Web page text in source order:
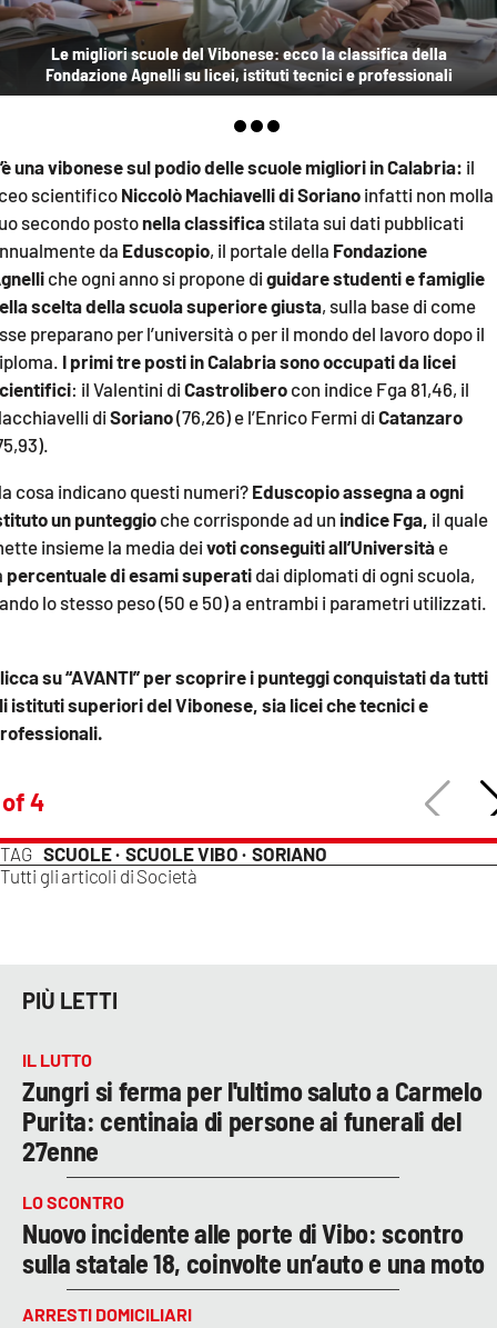
LAC NETWORK
LAC ONAIR
LACPLAY.IT
LACTV.IT
LACONAIR.IT
LACITYMAG.IT
ILREGGINO.IT
COSENZACHANNEL.IT
CATANZAROCHANNEL.IT
LACAPITALENEWS.IT
ANDROID
APPLE
Le migliori scuole del Vibonese: ecco la classifica della
Fondazione Agnelli su licei, istituti tecnici e professionali
una vibonese sul podio delle scuole migliori in Calabria: il
scientifico Niccolò Machiavelli di Soriano infatti non molla
secondo postonella classificastilata sui dati pubblicati
da Eduscopio, il portale della Fondazione
che ogni anno si propone diguidare studenti e famiglie
scelta della scuola superiore giusta, sulla base di come
preparano per l’università o per il mondo del lavoro dopo il
I primi tre posti in Calabria sono occupati da licei
: il Valentini diCastrolibero con indice Fga 81,46, il
diSoriano(76,26) e l’Enrico Fermi diCatanzaro
cosa indicano questi numeri? Eduscopio assegna a ogni
un punteggio che corrisponde ad un indice Fga, il quale
insieme la media deivoti conseguiti all’Università e
percentuale di esami superati dai diplomati di ogni scuola,
lo stesso peso (50 e 50) a entrambi i parametri utilizzati.
su “AVANTI” per scoprire i punteggi conquistati da tutti
istituti superiori del Vibonese, sia licei che tecnici e
of 4
TAG SCUOLE · SCUOLE VIBO · SORIANO
Tutti gli articoli di Società
PIÙ LETTI
IL LUTTO
Zungri si ferma per l'ultimo saluto a Carmelo
Purita: centinaia di persone ai funerali del
27enne
LO SCONTRO
Nuovo incidente alle porte di Vibo: scontro
sulla statale 18, coinvolte un’auto e una moto
ARRESTI DOMICILIARI